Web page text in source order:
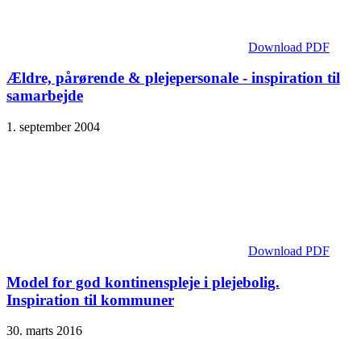
Download PDF
Ældre, pårørende & plejepersonale - inspiration til
samarbejde
1. september 2004
Download PDF
Model for god kontinenspleje i plejebolig.
Inspiration til kommuner
30. marts 2016